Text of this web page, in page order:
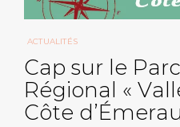
ACTUALITÉS
Cap sur le
Régional «
Côte